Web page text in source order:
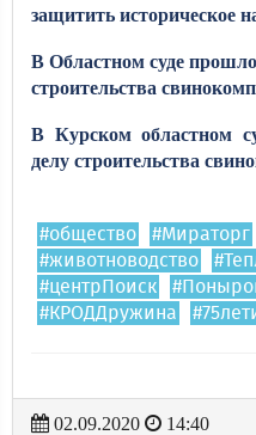
защитить историческое
В Областном суде прошло
строительства
В Курском областном
делу строительства
#общество #Мираторг
#животноводство
#центрПоиск
#КРОДДружина
02.09.2020
14:40